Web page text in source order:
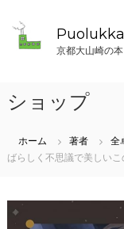
プ
Puolukka
京都大山崎の
ショップ
ホーム 著者 全
ばらしく不思議で美しい